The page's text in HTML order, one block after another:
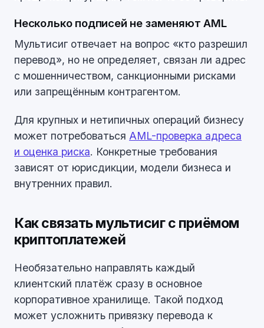
Несколько подписей не заменяют AML
Мультисиг отвечает на вопрос «кто разрешил
перевод», но не определяет, связан ли адрес
с мошенничеством, санкционными рисками
или запрещённым контрагентом.
Для крупных и нетипичных операций бизнесу
может потребоваться AML-проверка адреса
и оценка риска. Конкретные требования
зависят от юрисдикции, модели бизнеса и
внутренних правил.
Как связать мультисиг с приёмом
криптоплатежей
Необязательно направлять каждый
клиентский платёж сразу в основное
корпоративное хранилище. Такой подход
может усложнить привязку перевода к